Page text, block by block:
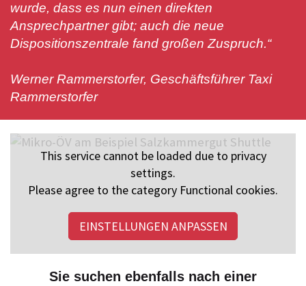
wurde, dass es nun einen direkten
Ansprechpartner gibt; auch die neue
Dispositionszentrale fand großen Zuspruch.“
Werner Rammerstorfer, Geschäftsführer Taxi
Rammerstorfer
This service cannot be loaded due to privacy
settings.
Please agree to the category Functional cookies.
EINSTELLUNGEN ANPASSEN
Sie suchen ebenfalls nach einer